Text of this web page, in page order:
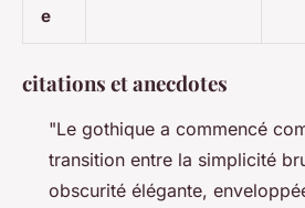
e
citations et anecdotes
"Le gothique a commencé
transition entre la simplicité
obscurité élégante,